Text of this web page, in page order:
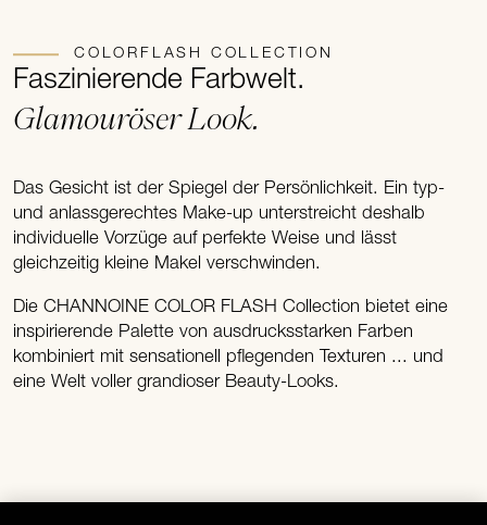
COLORFLASH COLLECTION
Faszinierende Farbwelt.
Glamouröser Look.
Das Gesicht ist der Spiegel der Persönlichkeit. Ein typ-
und anlassgerechtes Make-up unterstreicht deshalb
individuelle Vorzüge auf perfekte Weise und lässt
gleichzeitig kleine Makel verschwinden.
Die CHANNOINE COLOR FLASH Collection bietet eine
inspirierende Palette von ausdrucksstarken Farben
kombiniert mit sensationell pflegenden Texturen ... und
eine Welt voller grandioser Beauty-Looks.